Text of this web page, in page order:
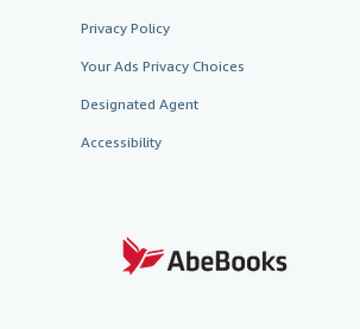
Privacy Policy
Your Ads Privacy Choices
Designated Agent
Accessibility